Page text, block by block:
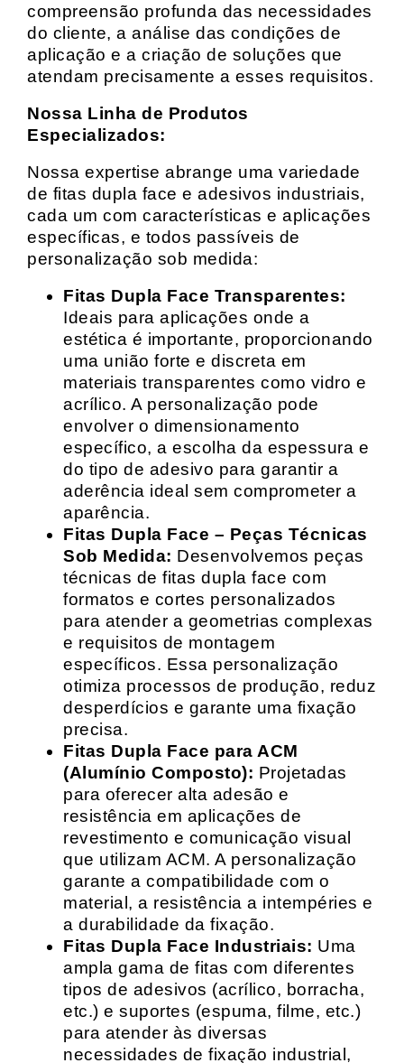
compreensão profunda das necessidades
do cliente, a análise das condições de
aplicação e a criação de soluções que
atendam precisamente a esses requisitos.
Nossa Linha de Produtos
Especializados:
Nossa expertise abrange uma variedade
de fitas dupla face e adesivos industriais,
cada um com características e aplicações
específicas, e todos passíveis de
personalização sob medida:
Fitas Dupla Face Transparentes:
Ideais para aplicações onde a
estética é importante, proporcionando
uma união forte e discreta em
materiais transparentes como vidro e
acrílico. A personalização pode
envolver o dimensionamento
específico, a escolha da espessura e
do tipo de adesivo para garantir a
aderência ideal sem comprometer a
aparência.
Fitas Dupla Face – Peças Técnicas
Sob Medida: Desenvolvemos peças
técnicas de fitas dupla face com
formatos e cortes personalizados
para atender a geometrias complexas
e requisitos de montagem
específicos. Essa personalização
otimiza processos de produção, reduz
desperdícios e garante uma fixação
precisa.
Fitas Dupla Face para ACM
(Alumínio Composto): Projetadas
para oferecer alta adesão e
resistência em aplicações de
revestimento e comunicação visual
que utilizam ACM. A personalização
garante a compatibilidade com o
material, a resistência a intempéries e
a durabilidade da fixação.
Fitas Dupla Face Industriais: Uma
ampla gama de fitas com diferentes
tipos de adesivos (acrílico, borracha,
etc.) e suportes (espuma, filme, etc.)
para atender às diversas
necessidades de fixação industrial,